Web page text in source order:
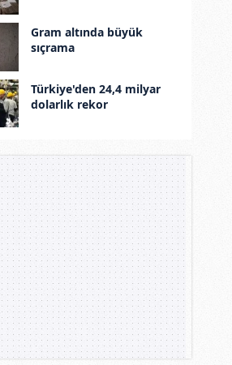
Gram altında büyük
sıçrama
Türkiye'den 24,4 milyar
dolarlık rekor